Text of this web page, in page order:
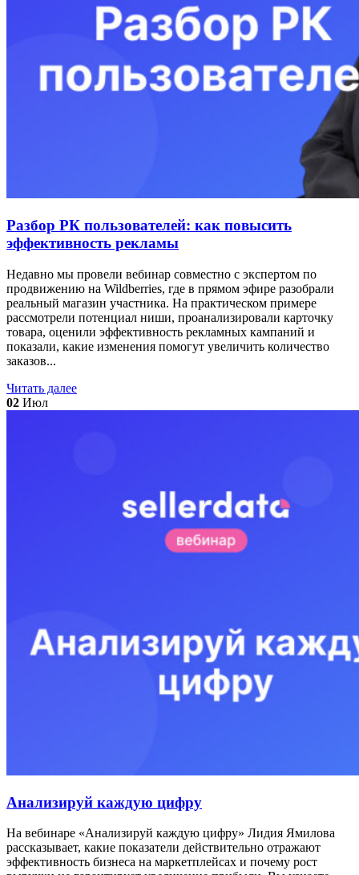
Разбор РК пользователей: как повысить
эффективность рекламы
Недавно мы провели вебинар совместно с экспертом по
продвижению на Wildberries, где в прямом эфире разобрали
реальный магазин участника. На практическом примере
рассмотрели потенциал ниши, проанализировали карточку
товара, оценили эффективность рекламных кампаний и
показали, какие изменения помогут увеличить количество
заказов...
Читать далее
02 Июл
Анализируй каждую цифру
На вебинаре «Анализируй каждую цифру» Лидия Ямилова
рассказывает, какие показатели действительно отражают
эффективность бизнеса на маркетплейсах и почему рост